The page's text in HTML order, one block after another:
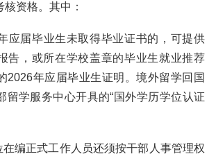
资格。其中：
应届毕业生未取得毕业证书的，可提供
告，或所在学校盖章的毕业生就业推荐
2026年应届毕业生证明。境外留学回国
留学服务中心开具的“国外学历学位认证
在编正式工作人员还须按干部人事管理权